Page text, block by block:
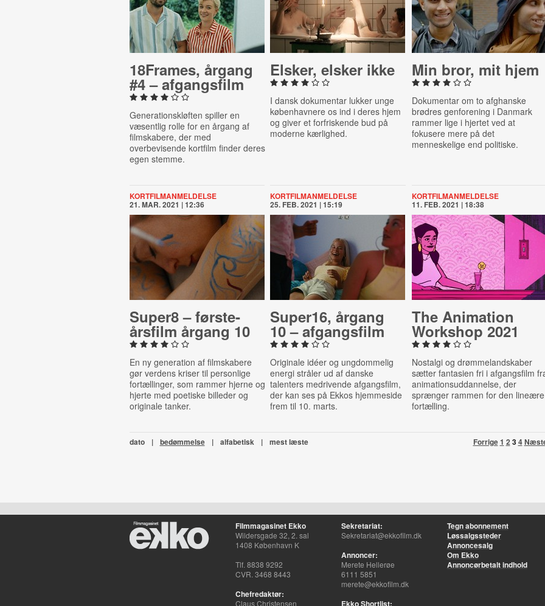
18Frames, årgang
#4 – af­gangs­film
Generationskløften spiller en
væsentlig rolle for en årgang af
filmskabere, der med
overbevisende kortfilm finder deres
egen stemme.
Elsker, elsker ikke
I dansk dokumentar lukker unge
københavnere os ind i deres hjem
og giver et forfriskende bud på
moderne kærlighed.
Min bror, mit hjem
Dokumentar om to afghanske
brødres genforening i Danmark
rammer lige i hjertet ved at
fokusere mere på det
menneskelige end politiske.
KORTFILMANMELDELSE
21. MAR. 2021 | 12:36
Super8 – første­
års­film årgang 10
En ny generation af filmskabere
gør verdens kriser til personlige
fortællinger, som rammer hjerne og
hjerte med poetiske billeder og
originale tanker.
KORTFILMANMELDELSE
25. FEB. 2021 | 15:19
Super16, årgang
10 – af­gangs­film
Originale idéer og ungdommelig
energi stråler ud af danske
talenters medrivende afgangsfilm,
der kan ses på Ekkos hjemmeside
frem til 10. marts.
KORTFILMANMELDELSE
11. FEB. 2021 | 18:38
The Animation
Workshop 2021
Nostalgi og drømmelandskaber
sætter fantasien fri i afgangsfilm
animationsuddannelse, der
sprænger rammen for den lineære
fortælling.
Forrige1 2 34
dato | bedømmelse | alfabetisk | mest læste
Filmmagasinet Ekko
Wildersgade 32, 2. sal
1408 København K
Tlf. 8838 9292
CVR. 3468 8443
Chefredaktør:
Claus Christensen
Sekretariat:
Sekretariat@ekkofilm.dk
Annoncer:
Merete Hellerøe
6111 5851
merete@ekkofilm.dk
Ekko Shortlist:
Tegn abonnement
Løssalgssteder
Annoncesalg
Om Ekko
Annoncørbetalt indhold